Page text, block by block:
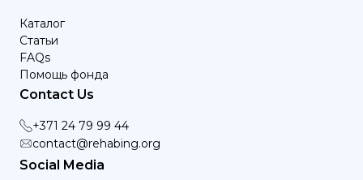
Каталог
Статьи
FAQs
Помощь фонда
Contact Us
+371 24 79 99 44
contact@rehabing.org
Social Media